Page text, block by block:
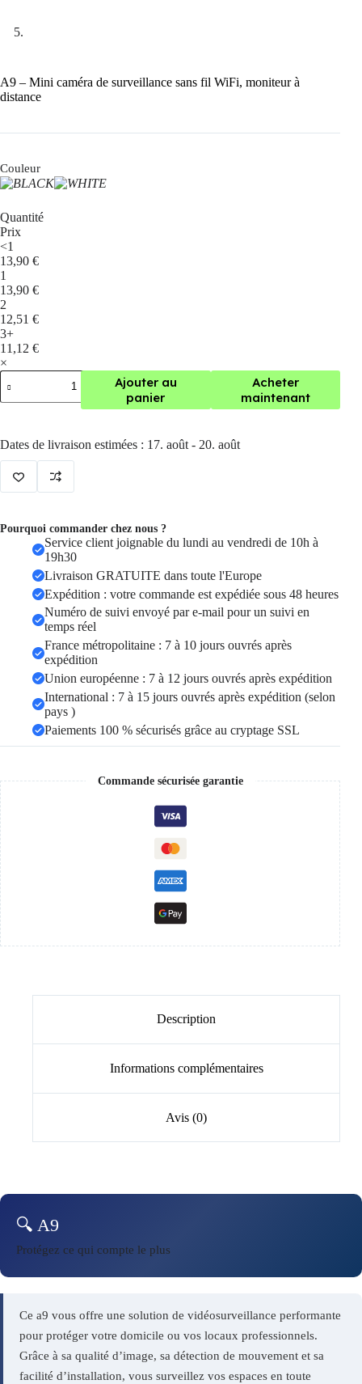
A9 – Mini caméra de surveillance sans fil WiFi, moniteur à
distance
Couleur
Quantité
Prix
<1
13,90 €
1
13,90 €
2
12,51 €
3+
11,12 €
×
quantité
de
A9
caméra
de
surveillance
sans
moniteur
distance
Ajouter au
panier
Acheter
maintenant
Dates de livraison estimées : 17. août - 20. août
Pourquoi commander chez nous ?
Service client joignable du lundi au vendredi de 10h à
19h30
Livraison GRATUITE dans toute l'Europe
Expédition : votre commande est expédiée sous 48 heures
Numéro de suivi envoyé par e-mail pour un suivi en
temps réel
France métropolitaine : 7 à 10 jours ouvrés après
expédition
Union européenne : 7 à 12 jours ouvrés après expédition
International : 7 à 15 jours ouvrés après expédition (selon
pays )
Paiements 100 % sécurisés grâce au cryptage SSL
Commande sécurisée garantie
Description
Informations complémentaires
Avis (0)
🔍 A9
Protégez ce qui compte le plus
Ce a9 vous offre une solution de vidéosurveillance performante
pour protéger votre domicile ou vos locaux professionnels.
Grâce à sa qualité d’image, sa détection de mouvement et sa
facilité d’installation, vous surveillez vos espaces en toute